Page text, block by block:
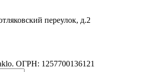
переулок, д.2
ОГРН: 1257700136121